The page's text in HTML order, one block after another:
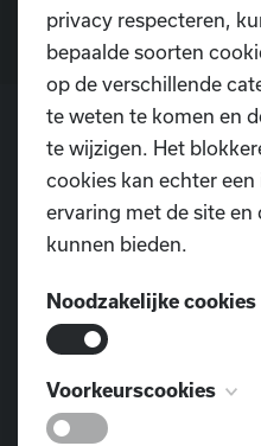
privacy respecteren,
bepaalde soorten
op de verschillende
te weten te komen en
te wijzigen. Het
cookies kan echter
ervaring met de site en
kunnen bieden.
Noodzakelijke cookies
Deze cookies zijn
functioneren van de
Voorkeurscookies